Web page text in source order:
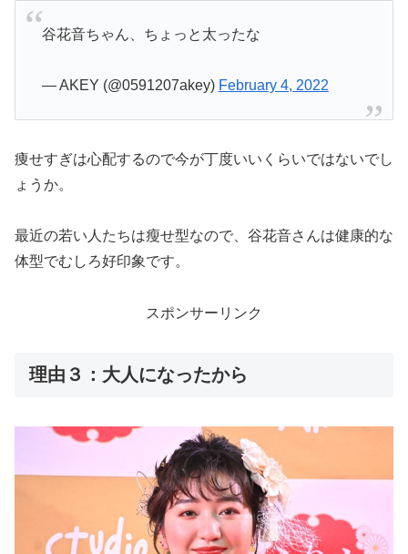
谷花音ちゃん、ちょっと太ったな
— AKEY (@0591207akey) February 4, 2022
痩せすぎは心配するので今が丁度いいくらいではないでし
ょうか。
最近の若い人たちは瘦せ型なので、谷花音さんは健康的な
体型でむしろ好印象です。
スポンサーリンク
理由３：大人になったから